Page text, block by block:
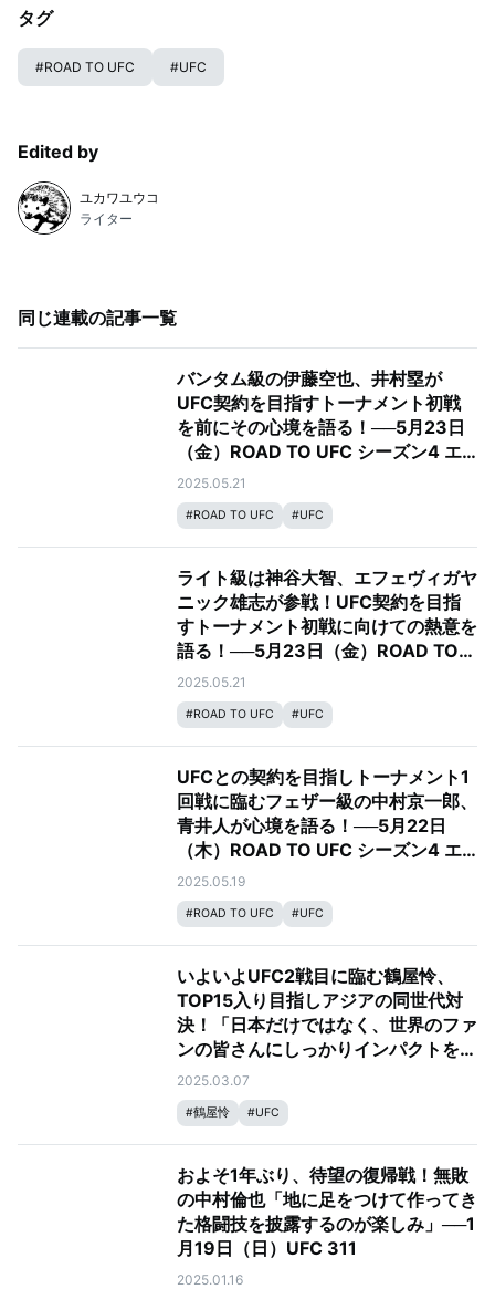
タグ
#ROAD TO UFC #UFC
Edited by
ユカワユウコ
ライター
同じ連載の記事一覧
バンタム級の伊藤空也、井村塁が
UFC契約を目指すトーナメント初戦
を前にその心境を語る！──5月23日
（金）ROAD TO UFC シーズン4 エ
ピソード3&4
2025.05.21
#ROAD TO UFC #UFC
ライト級は神谷大智、エフェヴィガヤ
ニック雄志が参戦！UFC契約を目指
すトーナメント初戦に向けての熱意を
語る！──5月23日（金）ROAD TO
UFC シーズン4 エピソード3&4
2025.05.21
#ROAD TO UFC #UFC
UFCとの契約を目指しトーナメント1
回戦に臨むフェザー級の中村京一郎、
青井人が心境を語る！──5月22日
（木）ROAD TO UFC シーズン4 エ
ピソード1&2
2025.05.19
#ROAD TO UFC #UFC
いよいよUFC2戦目に臨む鶴屋怜、
TOP15入り目指しアジアの同世代対
決！「日本だけではなく、世界のファ
ンの皆さんにしっかりインパクトを与
えるようにしたい」──3月9日
（日）、UFC 313：ペレイラ vs. ア
ンカラエフ
2025.03.07
#鶴屋怜 #UFC
およそ1年ぶり、待望の復帰戦！無敗
の中村倫也「地に足をつけて作ってき
た格闘技を披露するのが楽しみ」──1
月19日（日）UFC 311
2025.01.16